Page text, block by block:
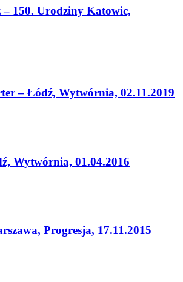
– 150. Urodziny Katowic,
– Łódź, Wytwórnia, 02.11.2019
Wytwórnia, 01.04.2016
Progresja, 17.11.2015